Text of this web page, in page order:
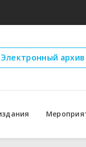
Электронный архив